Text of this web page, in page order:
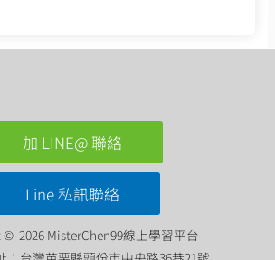
加 LINE@ 聯絡
Line 私訊聯絡
2026 MisterChen99線上學習平台